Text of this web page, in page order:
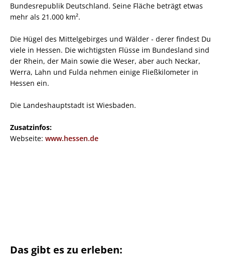
Bundesrepublik Deutschland. Seine Fläche beträgt etwas
mehr als 21.000 km².
Die Hügel des Mittelgebirges und Wälder - derer findest Du
viele in Hessen. Die wichtigsten Flüsse im Bundesland sind
der Rhein, der Main sowie die Weser, aber auch Neckar,
Werra, Lahn und Fulda nehmen einige Fließkilometer in
Hessen ein.
Die Landeshauptstadt ist Wiesbaden.
Zusatzinfos:
Webseite: www.hessen.de
Das gibt es zu erleben: